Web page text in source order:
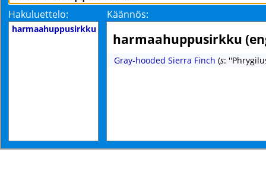
Hakuluettelo: Käännös:
harmaahuppusirkku
harmaahuppusirkku
Gray-hooded Sierra Finch (s: